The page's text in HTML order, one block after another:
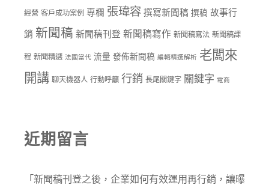
經營 客戶成功案例 專欄 張瑋容 撰寫新聞稿 撰稿 故事行
銷 新聞稿 新聞稿刊登 新聞稿寫作 新聞稿寫法 新聞稿課
程 新聞精選 法國當代 流量 發佈新聞稿 編輯精選解析 老闆來
開講 聊天機器人 行動呼籲 行銷 長尾關鍵字 關鍵字 電商
近期留言
「 新聞稿刊登之後，企業如何有效運用再行銷，讓曝